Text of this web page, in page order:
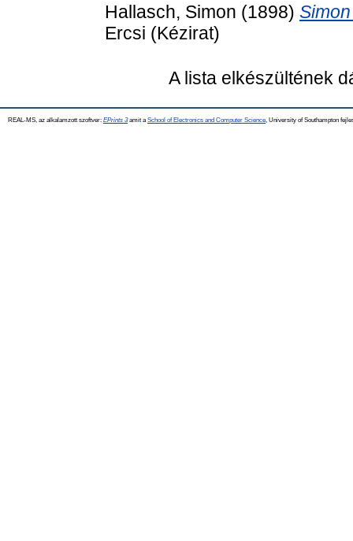
Hallasch, Simon (1898)
Ercsi (Kézirat)
A lista elkészültének
REAL-MS, az alkalamzott szoftver: EPrints 3amit a School of Electronics and Computer Science , University of Southampton